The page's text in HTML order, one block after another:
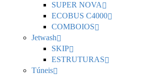
SUPER NOVA
ECOBUS C4000
COMBOIOS
Jetwash
SKIP
ESTRUTURAS
Túneis